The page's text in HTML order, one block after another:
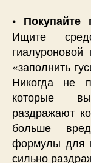
•
Ищите
«заполнить
Никогда не
которые
раздражают
больше
формулы для
сильно